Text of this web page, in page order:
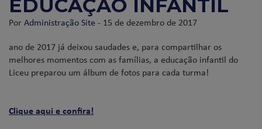
EDUCAÇÃO INFANTIL
PorAdministração Site - 15 de dezembro de 2017
ano de 2017 já deixou saudades e, para compartilhar os
melhores momentos com as famílias, a educação infantil do
Liceu preparou um álbum de fotos para cada turma!
Clique aqui e confira!